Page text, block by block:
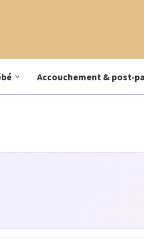
Accouchement & post-